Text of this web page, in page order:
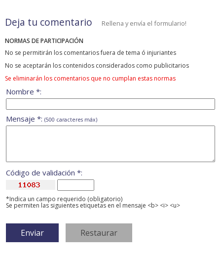
Deja tu comentario Rellena y envía el formulario!
NORMAS DE PARTICIPACIÓN
No se permitirán los comentarios fuera de tema ó injuriantes
No se aceptarán los contenidos considerados como publicitarios
Se eliminarán los comentarios que no cumplan estas normas
Nombre *:
Mensaje *: (500 caracteres máx)
Código de validación *:
*Indica un campo requerido (obligatorio)
Se permiten las siguientes etiquetas en el mensaje <b> <i> <u>